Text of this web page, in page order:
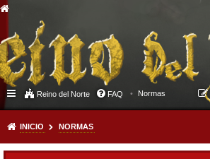
Reino del Norte FAQ Normas
INICIO NORMAS